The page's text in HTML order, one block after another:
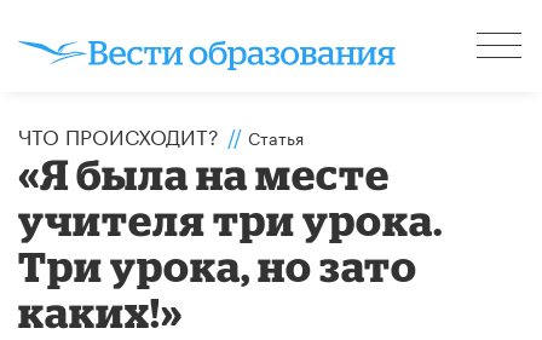
ЧТО ПРОИСХОДИТ? // Статья
«Я была на месте
учителя три урока.
Три урока, но зато
каких!»